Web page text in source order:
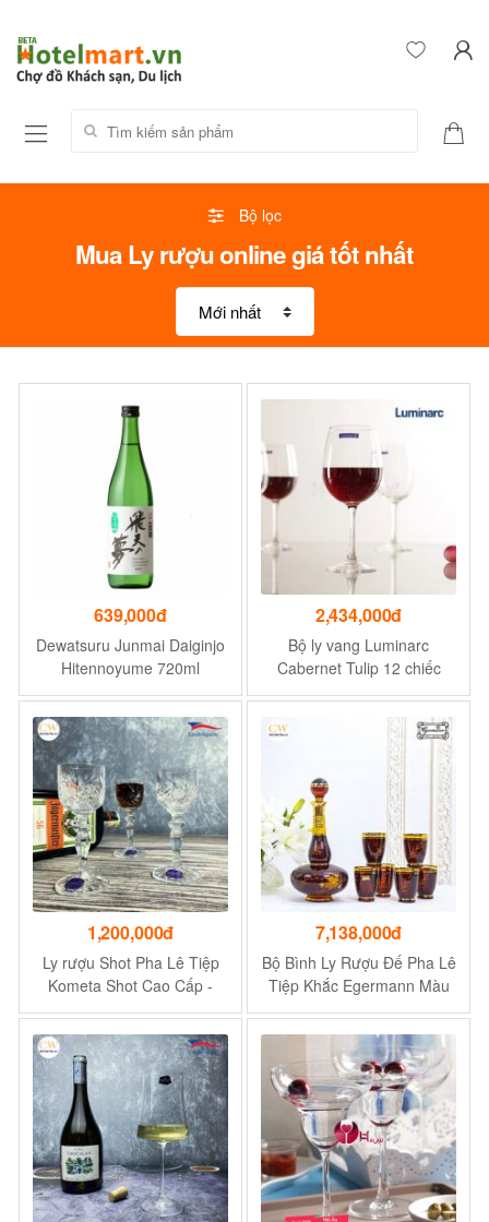
Tìm kiếm sản phẩm:
Bộ lọc
Mua Ly rượu online giá tốt nhất
639,000đ
Dewatsuru Junmai Daiginjo
Hitennoyume 720ml
2,434,000đ
Bộ ly vang Luminarc
Cabernet Tulip 12 chiếc
N4580- 58cl
1,200,000đ
Ly rượu Shot Pha Lê Tiệp
Kometa Shot Cao Cấp -
Dung Tích 50ml
7,138,000đ
Bộ Bình Ly Rượu Đế Pha Lê
Tiệp Khắc Egermann Màu
Cánh Gián Vẽ Tiết Mạ Vàng
Cao Cấp